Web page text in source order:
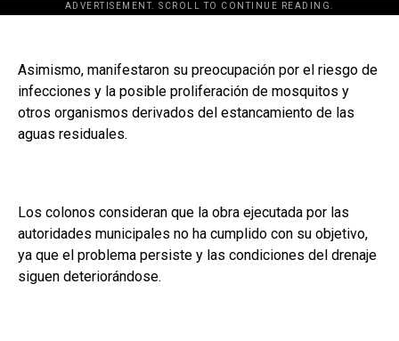
ADVERTISEMENT. SCROLL TO CONTINUE READING.
Asimismo, manifestaron su preocupación por el riesgo de
infecciones y la posible proliferación de mosquitos y
otros organismos derivados del estancamiento de las
aguas residuales.
Los colonos consideran que la obra ejecutada por las
autoridades municipales no ha cumplido con su objetivo,
ya que el problema persiste y las condiciones del drenaje
siguen deteriorándose.